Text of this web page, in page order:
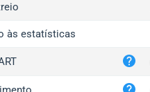
às estatísticas